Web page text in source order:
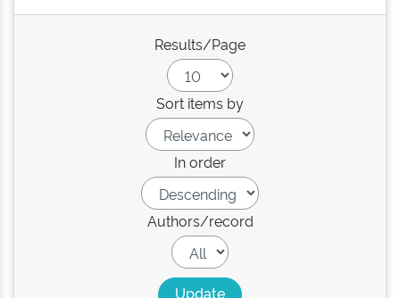
Results/Page
Sort items by
In order
Authors/record